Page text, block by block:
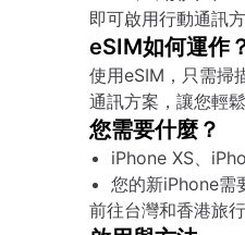
即可啟用行動通訊方
eSIM如何運作
使用eSIM，只需掃
通訊方案，讓您輕鬆
您需要什麼？
iPhone XS、
您的新iPhone需
前往台灣和香港旅